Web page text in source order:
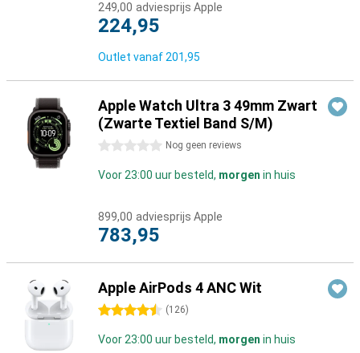
249,00 adviesprijs Apple
224,95
Outlet vanaf 201,95
Apple Watch Ultra 3 49mm Zwart
(Zwarte Textiel Band S/M)
0 sterren Nog geen reviews
Voor 23:00 uur besteld, morgen in huis
899,00 adviesprijs Apple
783,95
Apple AirPods 4 ANC Wit
4.5 sterren (126)
Voor 23:00 uur besteld, morgen in huis